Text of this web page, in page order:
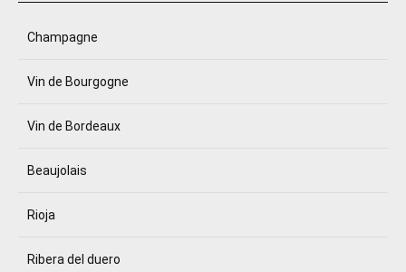
Champagne
Vin de Bourgogne
Vin de Bordeaux
Beaujolais
Rioja
Ribera del duero